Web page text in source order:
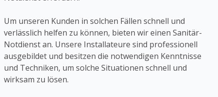
Um unseren Kunden in solchen Fällen schnell und
verlässlich helfen zu können, bieten wir einen Sanitär-
Notdienst an. Unsere Installateure sind professionell
ausgebildet und besitzen die notwendigen Kenntnisse
und Techniken, um solche Situationen schnell und
wirksam zu lösen.